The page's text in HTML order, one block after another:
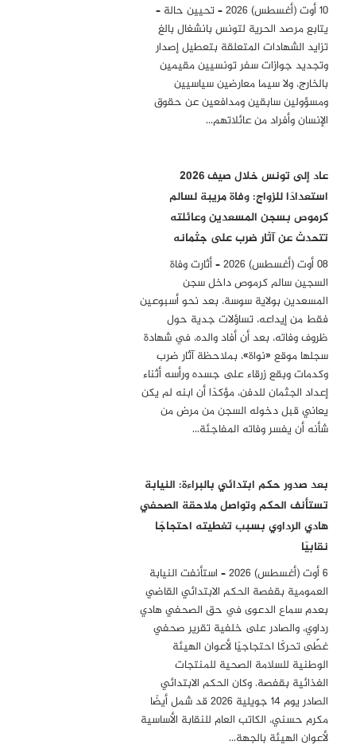
10 أوت (أغسطس) 2026 – تحيين حالة –
يتابع مرصد الحرية لتونس بانشغال بالغ
تزايد الشهادات المتعلقة بتعطيل إصدار
وتجديد جوازات سفر تونسيين مقيمين
بالخارج، ولا سيما معارضين سياسيين
ومسؤولين سابقين ومدافعين عن حقوق
الإنسان وأفراد من عائلاتهم…
عاد إلى تونس خلال صيف 2026
استعدادًا للزواج: وفاة مريبة لسالم
كرموص بسجن المسعدين وعائلته
تتحدث عن آثار ضرب على جثمانه
08 أوت (أغسطس) 2026 – أثارت وفاة
السجين سالم كرموص داخل سجن
المسعدين بولاية سوسة، بعد نحو أسبوعين
فقط من إيداعه، تساؤلات جدية حول
ظروف وفاته، بعد أن أفاد والده، في شهادة
سجلها موقع «نواة»، بملاحظة آثار ضرب
وكدمات وبقع زرقاء على جسده ورأسه أثناء
إعداد الجثمان للدفن، مؤكدًا أن ابنه لم يكن
يعاني قبل دخوله السجن من مرض من
شأنه أن يفسر وفاته المفاجئة…
بعد صدور حكم ابتدائي بالبراءة: النيابة
تستأنف الحكم وتواصل ملاحقة الصحفي
هادي الرداوي بسبب تغطيته احتجاجًا
نقابيًا
6 أوت (أغسطس) 2026 – استأنفت النيابة
العمومية بقفصة الحكم الابتدائي القاضي
بعدم سماع الدعوى في حق الصحفي هادي
رداوي، والصادر على خلفية تقرير صحفي
غطّى تحركًا احتجاجيًا لأعوان الهيئة
الوطنية للسلامة الصحية للمنتجات
الغذائية بقفصة. وكان الحكم الابتدائي
الصادر يوم 14 جويلية 2026 قد شمل أيضًا
مكرم حسني، الكاتب العام للنقابة الأساسية
لأعوان الهيئة بالجهة…